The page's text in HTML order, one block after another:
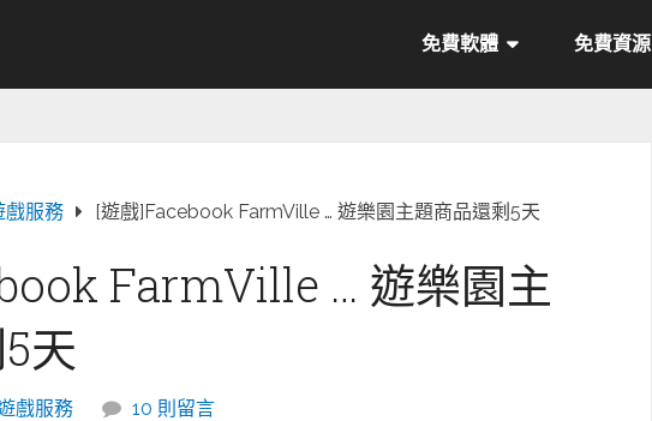
免費軟體 免費資源
戲服務 [遊戲]Facebook FarmVille … 遊樂園主題商品還剩5天
FarmVille … 遊樂園主
天
戲服務 10 則留言